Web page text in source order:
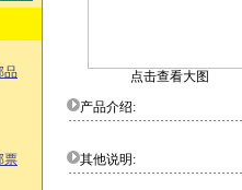
品
票
点击查看大图
产品介绍:
其他说明: